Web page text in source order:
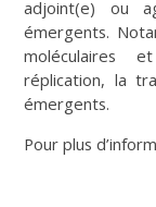
adjoint(e) ou
émergents.
moléculaires
réplication, la
émergents.
Pour plus